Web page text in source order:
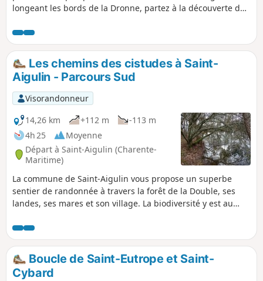
longeant les bords de la Dronne, partez à la découverte de
menacés : le vison d'Europe. Des panneaux pédagogiques
vous accompagnent tout le long de votre balade pour en
apprendre plus sur le patrimoine naturel et historique de
Saint-Aigulin.
Les chemins des cistudes à Saint-
Aigulin - Parcours Sud
Visorandonneur
14,26 km
+112 m
-113 m
4h 25
Moyenne
Départ à Saint-Aigulin (Charente-
Maritime)
La commune de Saint-Aigulin vous propose un superbe
sentier de randonnée à travers la forêt de la Double, ses
landes, ses mares et son village. La biodiversité y est au
patrimoniale : la Cistude d'Europe. De nombreux panneaux
pédagogiques sont à disposition tout le long du parcours
pour en apprendre plus sur la faune et la flore locale.
N'oubliez pas votre appareil photo !
Boucle de Saint-Eutrope et Saint-
Cybard